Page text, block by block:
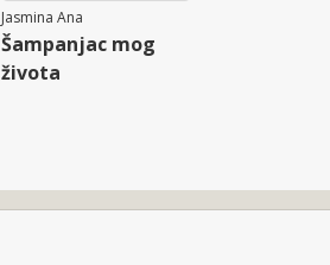
Jasmina Ana
Šampanjac mog
života